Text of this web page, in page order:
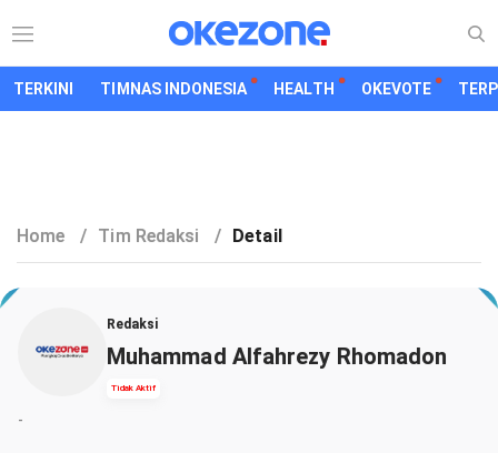
TERKINI TIMNAS INDONESIA HEALTH OKEVOTE
Home / Tim Redaksi / Detail
Redaksi
Muhammad Alfahrezy Rhomadon
Tidak Aktif
-